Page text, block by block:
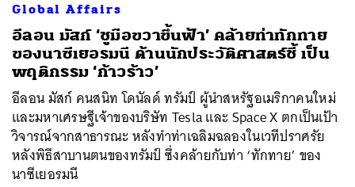
Global Affairs
อีลอน มัสก์ ‘ชูมือขวาขึ้นฟ้า’ คล้ายท่าทักทาย
ของนาซีเยอรมนี ด้านนักประวัติศาสตร์ชี้ เป็น
พฤติกรรม ‘ก้าวร้าว’
อีลอน มัสก์ คนสนิท โดนัลด์ ทรัมป์ ผู้นำสหรัฐอเมริกาคนใหม่
และมหาเศรษฐีเจ้าของบริษัท Tesla และ Space X ตกเป็นเป้า
วิจารณ์จากสาธารณะ หลังทำท่าเฉลิมฉลองในเวทีปราศรัย
หลังพิธีสาบานตนของทรัมป์ ซึ่งคล้ายกับท่า ‘ทักทาย’ ของ
นาซีเยอรมนี